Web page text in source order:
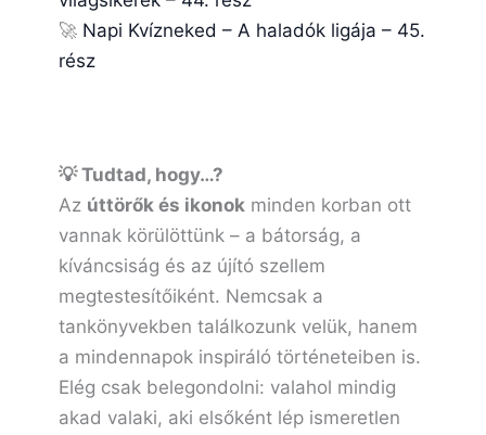
🚀 Napi Kvízneked – A haladók ligája – 45.
rész
💡 Tudtad, hogy…?
Az úttörők és ikonok minden korban ott
vannak körülöttünk – a bátorság, a
kíváncsiság és az újító szellem
megtestesítőiként. Nemcsak a
tankönyvekben találkozunk velük, hanem
a mindennapok inspiráló történeteiben is.
Elég csak belegondolni: valahol mindig
akad valaki, aki elsőként lép ismeretlen